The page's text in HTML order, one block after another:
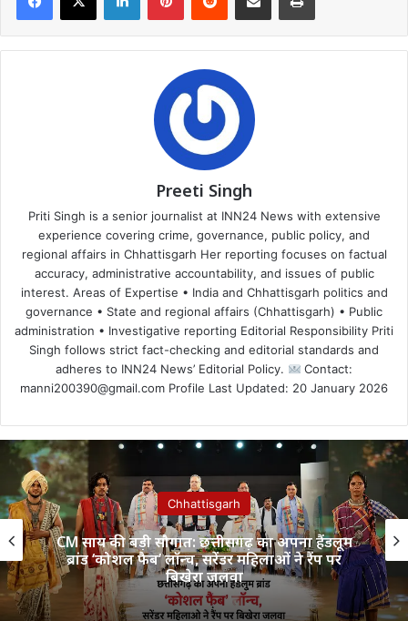
Preeti Singh
Priti Singh is a senior journalist at INN24 News with extensive
experience covering crime, governance, public policy, and
regional affairs in Chhattisgarh Her reporting focuses on factual
accuracy, administrative accountability, and issues of public
interest. Areas of Expertise • India and Chhattisgarh politics and
governance • State and regional affairs (Chhattisgarh) • Public
administration • Investigative reporting Editorial Responsibility Priti
Singh follows strict fact-checking and editorial standards and
adheres to INN24 News’ Editorial Policy.
Contact:
manni200390@gmail.com Profile Last Updated: 20 January 2026
Chhattisgarh
CM साय की बड़ी सौगात: छत्तीसगढ़ का अपना हैंडलूम
ब्रांड ‘कोशल फैब’ लॉन्च, सरेंडर महिलाओं ने रैंप पर
बिखेरा जलवा